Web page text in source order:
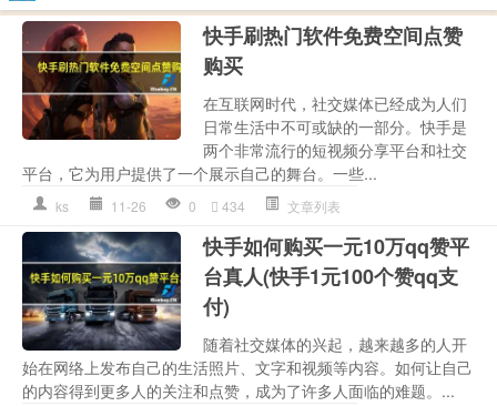
快手刷热门软件免费空间点赞
购买
在互联网时代，社交媒体已经成为人们
日常生活中不可或缺的一部分。快手是
两个非常流行的短视频分享平台和社交
平台，它为用户提供了一个展示自己的舞台。一些...
ks 11-26 0 434 文章列表
快手如何购买一元10万qq赞平
台真人(快手1元100个赞qq支
付)
随着社交媒体的兴起，越来越多的人开
始在网络上发布自己的生活照片、文字和视频等内容。如何让自己
的内容得到更多人的关注和点赞，成为了许多人面临的难题。...